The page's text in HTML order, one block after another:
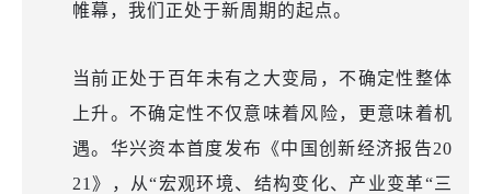
帷幕，我们正处于新周期的起点。
当前正处于百年未有之大变局，不确定性整体
上升。不确定性不仅意味着风险，更意味着机
遇。华兴资本首度发布《中国创新经济报告20
21》，从“宏观环境、结构变化、产业变革“三